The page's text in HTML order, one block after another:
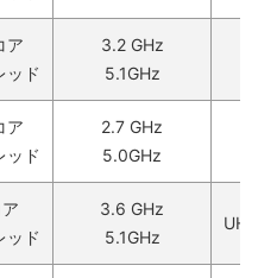
ア
ッド
3.2 GHz
5.1GHz
ア
ッド
2.7 GHz
5.0GHz
ッド
3.6 GHz
5.1GHz